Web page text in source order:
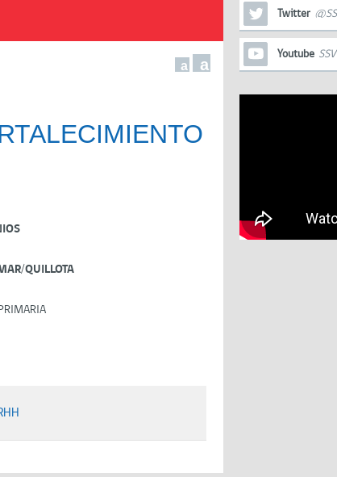
a a
QUILLOTA
Twitter
Youtube